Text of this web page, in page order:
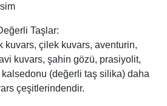
Taşlar:
kuvars, çilek kuvars, aventurin,
kuvars, şahin gözü, prasiyolit,
kalsedonu (değerli taş silika) daha
çeşitlerindendir.